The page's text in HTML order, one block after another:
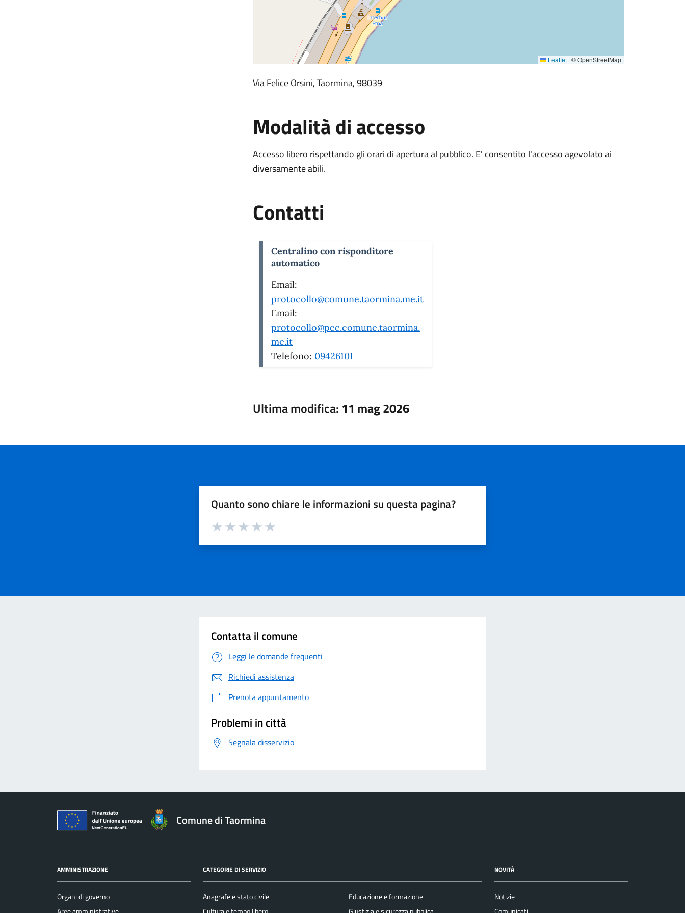
Leaflet | © OpenStreetMap
Via Felice Orsini, Taormina, 98039
Modalità di accesso
Accesso libero rispettando gli orari di apertura al pubblico. E' consentito l'accesso agevolato ai
diversamente abili.
Contatti
Centralino con risponditore
automatico
Email:
protocollo@comune.taormina.me.it
Email:
protocollo@pec.comune.taormina.
me.it
Telefono: 09426101
Ultima modifica: 11 mag 2026
Quanto sono chiare le informazioni su questa pagina?
Contatta il comune
Leggi le domande frequenti
Richiedi assistenza
Prenota appuntamento
Problemi in città
Segnala disservizio
Comune di Taormina
AMMINISTRAZIONE
Organi di governo
CATEGORIE DI SERVIZIO
Anagrafe e stato civile
Educazione e formazione
NOVITÀ
Notizie